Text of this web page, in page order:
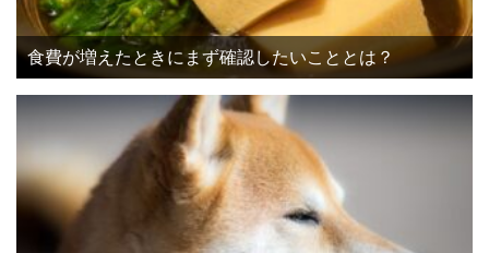
食費が増えたときにまず確認したいこととは？